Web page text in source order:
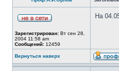
Зарегистрирован: Вт сен 28,
2004 11:58 am
Сообщений: 12459
На
Вернуться наверх